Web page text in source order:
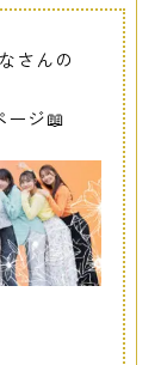
ップ
さんの
ージ📖